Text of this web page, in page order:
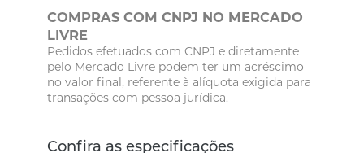
COMPRAS COM CNPJ NO MERCADO
LIVRE
Pedidos efetuados com CNPJ e diretamente
pelo Mercado Livre podem ter um acréscimo
no valor final, referente à alíquota exigida para
transações com pessoa jurídica.
Confira as especificações